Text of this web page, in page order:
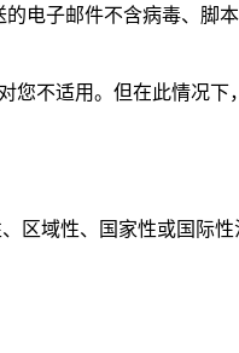
电子邮件不含病毒、脚
您不适用。但在此情况
区域性、国家性或国际性